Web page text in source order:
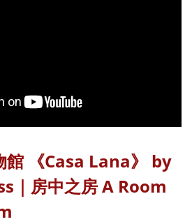
館 《Casa Lana》 by
｜房中之房 A Room